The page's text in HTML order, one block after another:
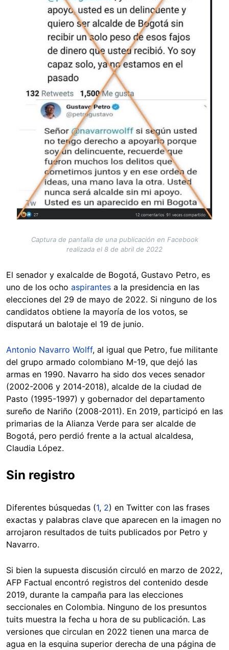
Captura de pantalla de una publicación en Facebook
realizada el 8 de abril de 2022
El senador y exalcalde de Bogotá, Gustavo Petro, es
uno de los ocho aspirantes a la presidencia en las
elecciones del 29 de mayo de 2022. Si ninguno de los
candidatos obtiene la mayoría de los votos, se
disputará un balotaje el 19 de junio.
Antonio Navarro Wolff, al igual que Petro, fue militante
del grupo armado colombiano M-19, que dejó las
armas en 1990. Navarro ha sido dos veces senador
(2002-2006 y 2014-2018), alcalde de la ciudad de
Pasto (1995-1997) y gobernador del departamento
sureño de Nariño (2008-2011). En 2019, participó en las
primarias de la Alianza Verde para ser alcalde de
Bogotá, pero perdió frente a la actual alcaldesa,
Claudia López.
Sin registro
Diferentes búsquedas (1, 2) en Twitter con las frases
exactas y palabras clave que aparecen en la imagen no
arrojaron resultados de tuits publicados por Petro y
Navarro.
Si bien la supuesta discusión circuló en marzo de 2022,
AFP Factual encontró registros del contenido desde
2019, durante la campaña para las elecciones
seccionales en Colombia. Ninguno de los presuntos
tuits muestra la fecha u hora de su publicación. Las
versiones que circulan en 2022 tienen una marca de
agua en la esquina superior derecha de una página de